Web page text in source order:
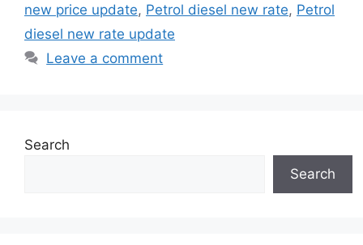
new price update, Petrol diesel new rate, Petrol
diesel new rate update
Leave a comment
Search
Search